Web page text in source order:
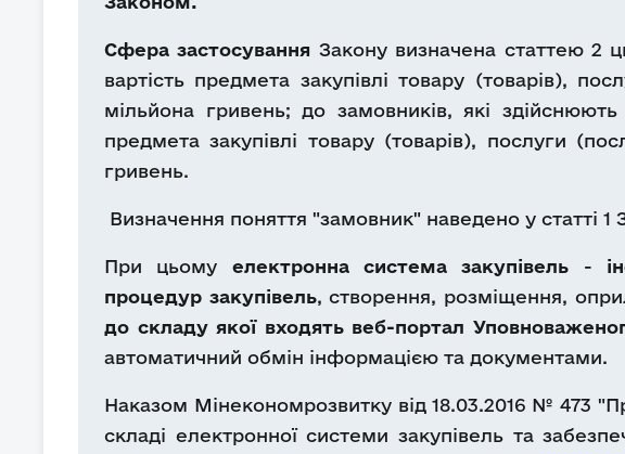
Сфера застосування Закону визначена статтею 2
вартість предмета закупівлі товару (товарів),
мільйона гривень; до замовників, які
предмета закупівлі товару (товарів), послуги
гривень.
Визначення поняття "замовник" наведено у статті 1
При цьому електронна система закупівель -
процедур закупівель, створення, розміщення,
до складу якої входять веб-портал
автоматичний обмін інформацією та документами.
Наказом Мінекономрозвитку від 18.03.2016 № 473
складі електронної системи закупівель та